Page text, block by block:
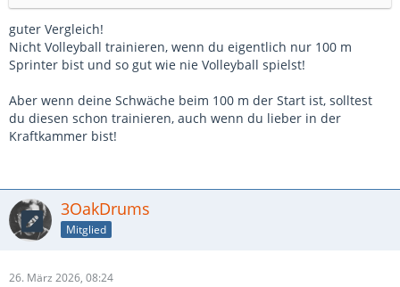
guter Vergleich!
Nicht Volleyball trainieren, wenn du eigentlich nur 100 m
Sprinter bist und so gut wie nie Volleyball spielst!
Aber wenn deine Schwäche beim 100 m der Start ist, solltest
du diesen schon trainieren, auch wenn du lieber in der
Kraftkammer bist!
3OakDrums
Mitglied
26. März 2026, 08:24